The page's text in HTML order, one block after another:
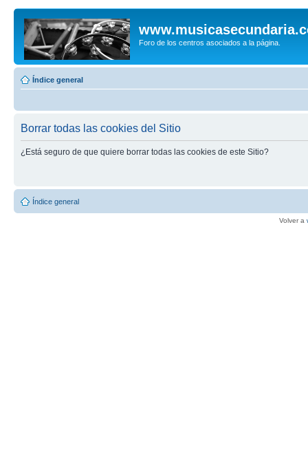
Foro de los centros asociados a la página.
Índice general
Borrar todas las cookies del Sitio
¿Está seguro de que quiere borrar todas las cookies de este Sitio?
Índice general
Volver a